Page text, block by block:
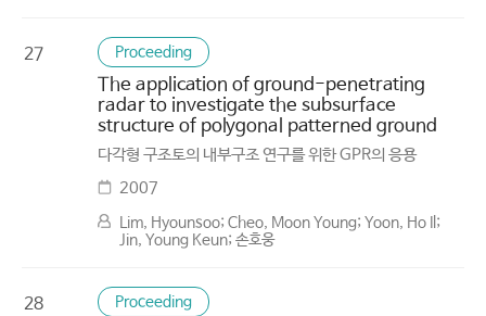
27 Proceeding
The application of ground-penetrating
radar to investigate the subsurface
structure of polygonal patterned ground
다각형 구조토의 내부구조 연구를 위한 GPR의 응용
2007
Lim, Hyounsoo; Cheo, Moon Young; Yoon, Ho Il;
Jin, Young Keun; 손호웅
28 Proceeding